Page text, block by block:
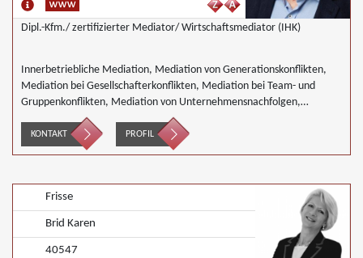
Dipl.-Kfm./ zertifizierter Mediator/ Wirtschaftsmediator (IHK)
Innerbetriebliche Mediation, Mediation von Generationskonflikten,
Mediation bei Gesellschafterkonflikten, Mediation bei Team- und
Gruppenkonflikten, Mediation von Unternehmensnachfolgen,
Wirtschaftsmediation
KONTAKT PROFIL
Frisse
Brid Karen
40547